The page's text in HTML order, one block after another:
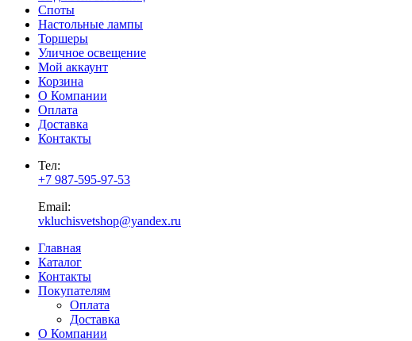
Споты
Настольные лампы
Торшеры
Уличное освещение
Мой аккаунт
Корзина
О Компании
Оплата
Доставка
Контакты
Тел:
+7 987-595-97-53
Email:
vkluchisvetshop@yandex.ru
Главная
Каталог
Контакты
Покупателям
Оплата
Доставка
О Компании